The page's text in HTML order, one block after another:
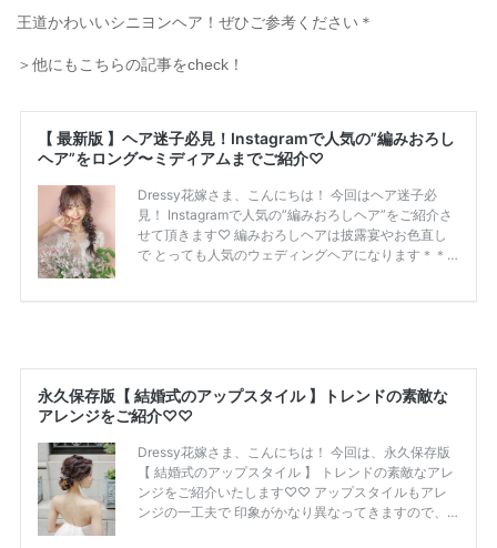
王道かわいいシニヨンヘア！ぜひご参考ください＊
＞他にもこちらの記事をcheck！